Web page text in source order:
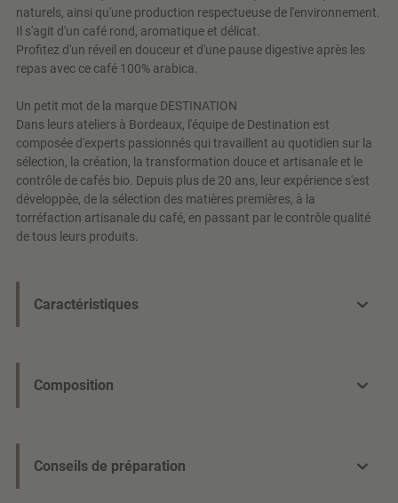
naturels, ainsi qu'une production respectueuse de l'environnement.
Il s'agit d'un café rond, aromatique et délicat.
Profitez d'un réveil en douceur et d'une pause digestive après les
repas avec ce café 100% arabica.
Un petit mot de la marque DESTINATION
Dans leurs ateliers à Bordeaux, l'équipe de Destination est
composée d'experts passionnés qui travaillent au quotidien sur la
sélection, la création, la transformation douce et artisanale et le
contrôle de cafés bio. Depuis plus de 20 ans, leur expérience s'est
développée, de la sélection des matières premières, à la
torréfaction artisanale du café, en passant par le contrôle qualité
de tous leurs produits.
Caractéristiques
Composition
Conseils de préparation